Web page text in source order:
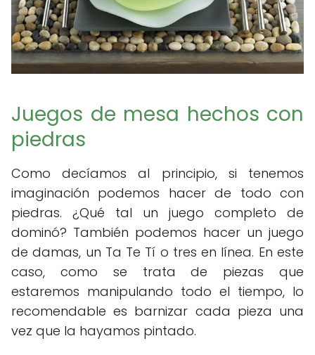
Juegos de mesa hechos con
piedras
Como decíamos al principio, si tenemos
imaginación podemos hacer de todo con
piedras. ¿Qué tal un juego completo de
dominó? También podemos hacer un juego
de damas, un Ta Te Tí o tres en línea. En este
caso, como se trata de piezas que
estaremos manipulando todo el tiempo, lo
recomendable es barnizar cada pieza una
vez que la hayamos pintado.